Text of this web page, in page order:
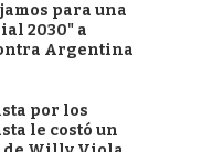
para una
2030" a
Argentina
por los
le costó un